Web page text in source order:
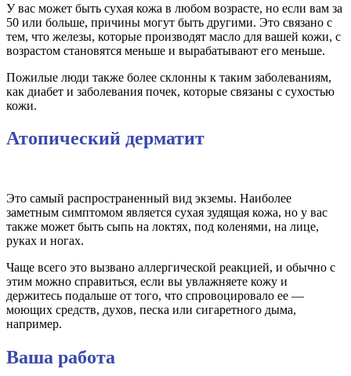
У вас может быть сухая кожа в любом возрасте, но если вам за
50 или больше, причины могут быть другими. Это связано с
тем, что железы, которые производят масло для вашей кожи, с
возрастом становятся меньше и вырабатывают его меньше.
Пожилые люди также более склонны к таким заболеваниям,
как диабет и заболевания почек, которые связаны с сухостью
кожи.
Атопический дерматит
Это самый распространенный вид экземы. Наиболее
заметным симптомом является сухая зудящая кожа, но у вас
также может быть сыпь на локтях, под коленями, на лице,
руках и ногах.
Чаще всего это вызвано аллергической реакцией, и обычно с
этим можно справиться, если вы увлажняете кожу и
держитесь подальше от того, что спровоцировало ее —
моющих средств, духов, песка или сигаретного дыма,
например.
Ваша работа